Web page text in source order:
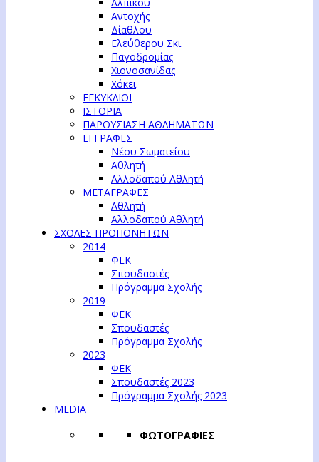
Αντοχής
Δίαθλου
Ελεύθερου Σκι
Παγοδρομίας
Χιονοσανίδας
Χόκεϊ
ΕΓΚΥΚΛΙΟΙ
ΙΣΤΟΡΙΑ
ΠΑΡΟΥΣΙΑΣΗ ΑΘΛΗΜΑΤΩΝ
ΕΓΓΡΑΦΕΣ
Νέου Σωματείου
Αθλητή
Αλλοδαπού Αθλητή
ΜΕΤΑΓΡΑΦΕΣ
Αθλητή
Αλλοδαπού Αθλητή
ΣΧΟΛΕΣ ΠΡΟΠΟΝΗΤΩΝ
2014
ΦΕΚ
Σπουδαστές
Πρόγραμμα Σχολής
2019
ΦΕΚ
Σπουδαστές
Πρόγραμμα Σχολής
2023
ΦΕΚ
Σπουδαστές 2023
Πρόγραμμα Σχολής 2023
MEDIA
ΦΩΤΟΓΡΑΦΙΕΣ